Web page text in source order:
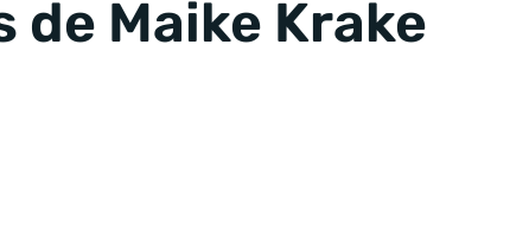
de Maike Krake